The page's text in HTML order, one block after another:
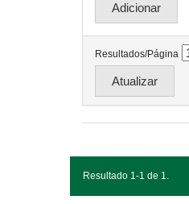
Resultados/Página
Resultado 1-1 de 1.